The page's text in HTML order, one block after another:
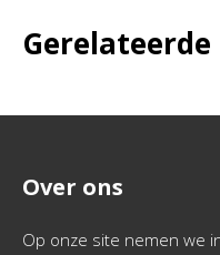
Over ons
Op onze site nemen we